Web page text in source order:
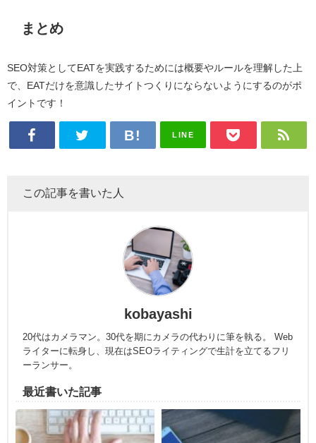
まとめ
SEO対策としてEATを実践するためには概要やルールを理解した上
で、EATだけを意識したサイトつくりにならないようにするのがポ
イントです！
LINE
この記事を書いた人
kobayashi
20代はカメラマン。30代を期にカメラの代わりに筆を執る。 Web
ライターに転身し、現在はSEOライティングで生計を立てるフリ
ーランサー。
最近書いた記事